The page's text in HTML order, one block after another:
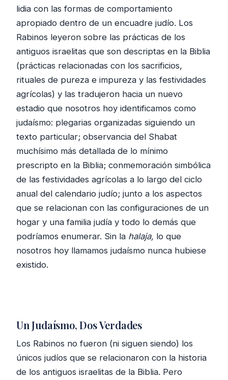
lidia con las formas de comportamiento
apropiado dentro de un encuadre judío. Los
Rabinos leyeron sobre las prácticas de los
antiguos israelitas que son descriptas en la Biblia
(prácticas relacionadas con los sacrificios,
rituales de pureza e impureza y las festividades
agrícolas) y las tradujeron hacia un nuevo
estadio que nosotros hoy identificamos como
judaísmo: plegarias organizadas siguiendo un
texto particular; observancia del Shabat
muchísimo más detallada de lo mínimo
prescripto en la Biblia; conmemoración simbólica
de las festividades agrícolas a lo largo del ciclo
anual del calendario judío; junto a los aspectos
que se relacionan con las configuraciones de un
hogar y una familia judía y todo lo demás que
podríamos enumerar. Sin la halaja, lo que
nosotros hoy llamamos judaísmo nunca hubiese
existido.
Un Judaísmo, Dos Verdades
Los Rabinos no fueron (ni siguen siendo) los
únicos judíos que se relacionaron con la historia
de los antiguos israelitas de la Biblia. Pero